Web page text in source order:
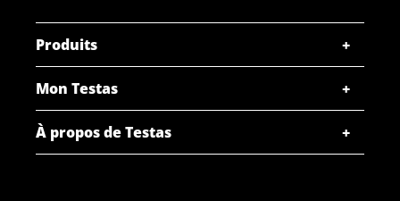
Produits
Mon Testas
À propos de Testas